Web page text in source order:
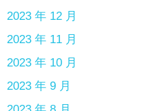
2023 年 12 月
2023 年 11 月
2023 年 10 月
2023 年 9 月